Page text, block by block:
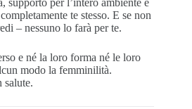
te stesso. E se non
– nessuno lo farà per te.
e né la loro forma né le loro
modo la femminilità.
salute.